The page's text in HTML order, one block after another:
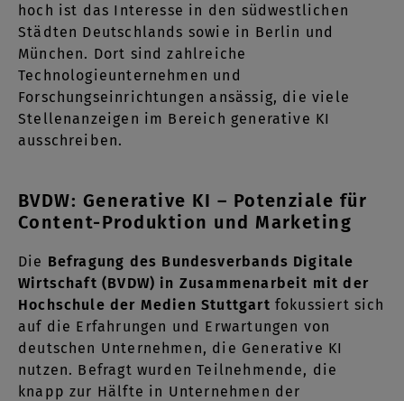
hoch ist das Interesse in den südwestlichen
Städten Deutschlands sowie in Berlin und
München. Dort sind zahlreiche
Technologieunternehmen und
Forschungseinrichtungen ansässig, die viele
Stellenanzeigen im Bereich generative KI
ausschreiben.
BVDW: Generative KI – Potenziale für
Content-Produktion und Marketing
Die Befragung des Bundesverbands Digitale
Wirtschaft (BVDW) in Zusammenarbeit mit der
Hochschule der Medien Stuttgart fokussiert sich
auf die Erfahrungen und Erwartungen von
deutschen Unternehmen, die Generative KI
nutzen. Befragt wurden Teilnehmende, die
knapp zur Hälfte in Unternehmen der